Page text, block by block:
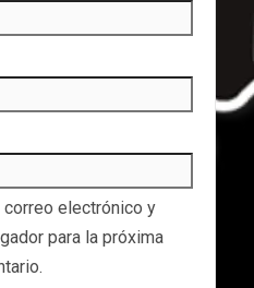
correo electrónico y
para la próxima